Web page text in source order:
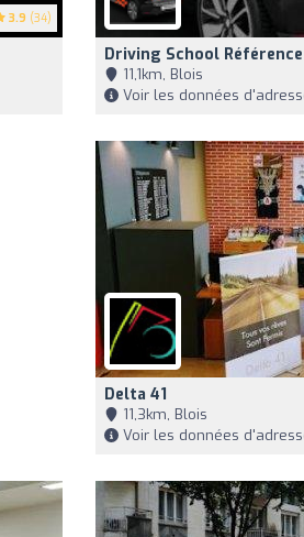
3.9 (34)
Driving School Référence
11,1km, Blois
Voir les données
Delta 41
11,3km, Blois
Voir les données